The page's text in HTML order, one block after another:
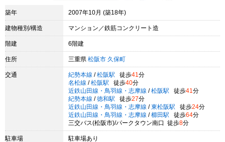
築年 2007年10月 (築18年)
建物種別/構造 マンション／鉄筋コンクリート造
階建 6階建
住所 三重県 松阪市 久保町
交通 紀勢本線 / 松阪駅 徒歩41 分
名松線 / 松阪駅 徒歩40分
近鉄山田線・鳥羽線・志摩線 / 松阪駅 徒歩41 分
紀勢本線 / 徳和駅 徒歩27分
近鉄山田線・鳥羽線・志摩線 / 東松阪駅 徒歩24分
近鉄山田線・鳥羽線・志摩線 / 櫛田駅 徒歩64分
三交バス(松阪市)/パークタウン南口 徒歩8分
駐車場 駐車場あり